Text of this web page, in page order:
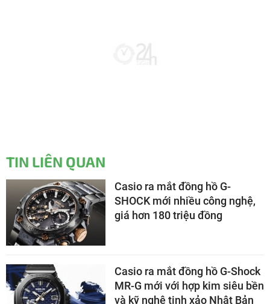
TIN LIÊN QUAN
Casio ra mắt đồng hồ G-
SHOCK mới nhiều công nghệ,
giá hơn 180 triệu đồng
Casio ra mắt đồng hồ G-Shock
MR-G mới với hợp kim siêu bền
và kỹ nghệ tinh xảo Nhật Bản